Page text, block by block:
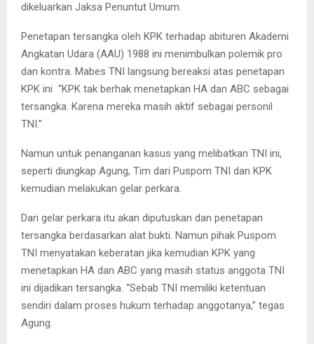
dikeluarkan Jaksa Penuntut Umum.
Penetapan tersangka oleh KPK terhadap abituren Akademi
Angkatan Udara (AAU) 1988 ini menimbulkan polemik pro
dan kontra. Mabes TNI langsung bereaksi atas penetapan
KPK ini “KPK tak berhak menetapkan HA dan ABC sebagai
tersangka. Karena mereka masih aktif sebagai personil
TNI.”
Namun untuk penanganan kasus yang melibatkan TNI ini,
seperti diungkap Agung, Tim dari Puspom TNI dan KPK
kemudian melakukan gelar perkara.
Dari gelar perkara itu akan diputuskan dan penetapan
tersangka berdasarkan alat bukti. Namun pihak Puspom
TNI menyatakan keberatan jika kemudian KPK yang
menetapkan HA dan ABC yang masih status anggota TNI
ini dijadikan tersangka. “Sebab TNI memiliki ketentuan
sendiri dalam proses hukum terhadap anggotanya,” tegas
Agung.